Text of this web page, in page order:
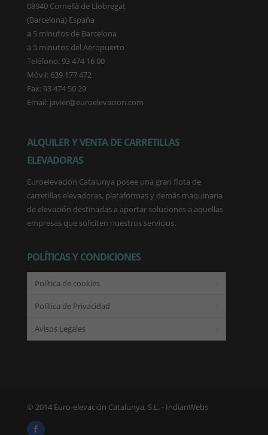
08940 Cornellà de Llobregat
(Barcelona) España
a 5 minutos de Barcelona
a 5 minutos del Aeropuerto
Teléfono: 93 474 16 00
Móvil: 639 177 472
Fax: 93 474 50 29
Email: javier@euroelevacion.com
ALQUILER Y VENTA DE CARRETILLAS
ELEVADORAS
Euroelevación Catalunya posee una gran flota de
carretillas elevadoras, plataformas y demás maquinaria
de elevación destinadas a aportar soluciones a aquellas
empresas que soliciten nuestros servicios.
POLÍTICAS Y CONDICIONES
Política de cookies
Política de Privacidad
Avisos Legales
© 2014 Euro-elevación Catalunya, S.L. - IndianWebs